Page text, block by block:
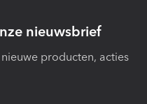
nieuwsbrief
producten, acties